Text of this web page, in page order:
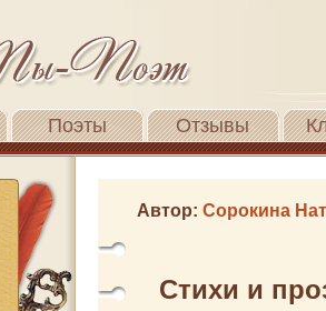
Поэты Отзывы
Автор: Сорокина
Стихи и